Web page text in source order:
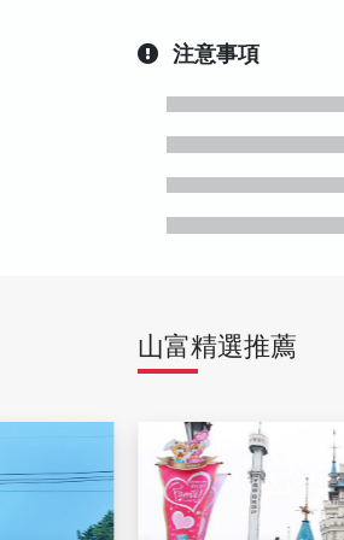
注意事項
山富精選推薦